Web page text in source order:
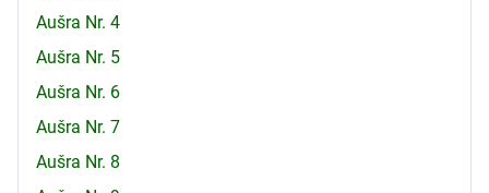
Aušra Nr. 4
Aušra Nr. 5
Aušra Nr. 6
Aušra Nr. 7
Aušra Nr. 8